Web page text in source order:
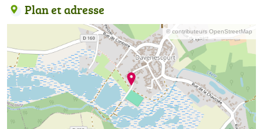
Plan et adresse
© contributeurs OpenStreetMap